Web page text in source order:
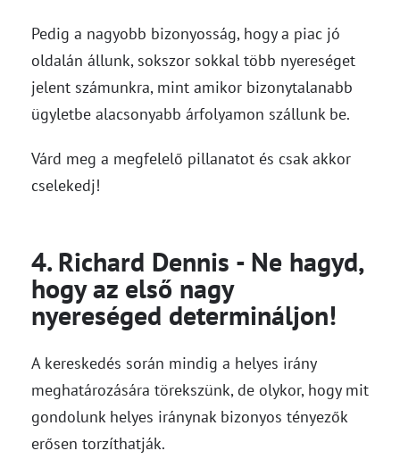
Pedig a nagyobb bizonyosság, hogy a piac jó
oldalán állunk, sokszor sokkal több nyereséget
jelent számunkra, mint amikor bizonytalanabb
ügyletbe alacsonyabb árfolyamon szállunk be.
Várd meg a megfelelő pillanatot és csak akkor
cselekedj!
4. Richard Dennis - Ne hagyd,
hogy az első nagy
nyereséged determináljon!
A kereskedés során mindig a helyes irány
meghatározására törekszünk, de olykor, hogy mit
gondolunk helyes iránynak bizonyos tényezők
erősen torzíthatják.